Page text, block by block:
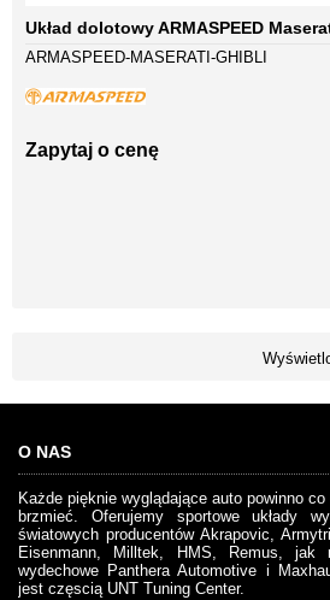
Układ dolotowy ARMASPEED
ARMASPEED-MASERATI-GHIBLI
Zapytaj o cenę
O NAS
Każde pięknie wyglądające auto powinno
brzmieć. Oferujemy sportowe układy
światowych producentów Akrapovic,
Eisenmann, Milltek, HMS, Remus, jak
wydechowe Panthera Automotive i
jest częscią UNT Tuning Center.